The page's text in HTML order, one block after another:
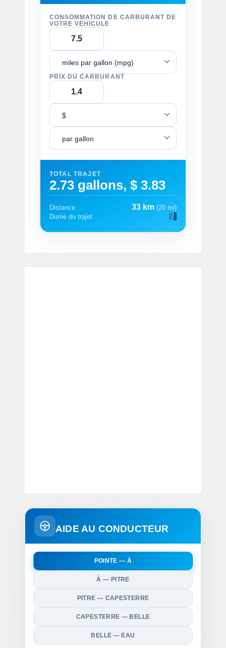
CONSOMMATION DE CARBURANT DE
VOTRE VÉHICULE
miles par gallon (mpg)
PRIX DU CARBURANT
$
par gallon
TOTAL TRAJET
2.73 gallons, $ 3.83
Distance 33 km (20 mi)
Durée du trajet
AIDE AU CONDUCTEUR
POINTE — À
À — PITRE
PITRE — CAPESTERRE
CAPESTERRE — BELLE
BELLE — EAU